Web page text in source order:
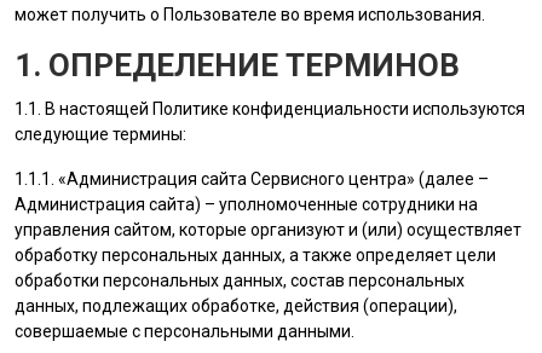
может получить о Пользователе во время использования.
1. ОПРЕДЕЛЕНИЕ ТЕРМИНОВ
1.1. В настоящей Политике конфиденциальности используются
следующие термины:
1.1.1. «Администрация сайта Сервисного центра» (далее –
Администрация сайта) – уполномоченные сотрудники на
управления сайтом, которые организуют и (или) осуществляет
обработку персональных данных, а также определяет цели
обработки персональных данных, состав персональных
данных, подлежащих обработке, действия (операции),
совершаемые с персональными данными.